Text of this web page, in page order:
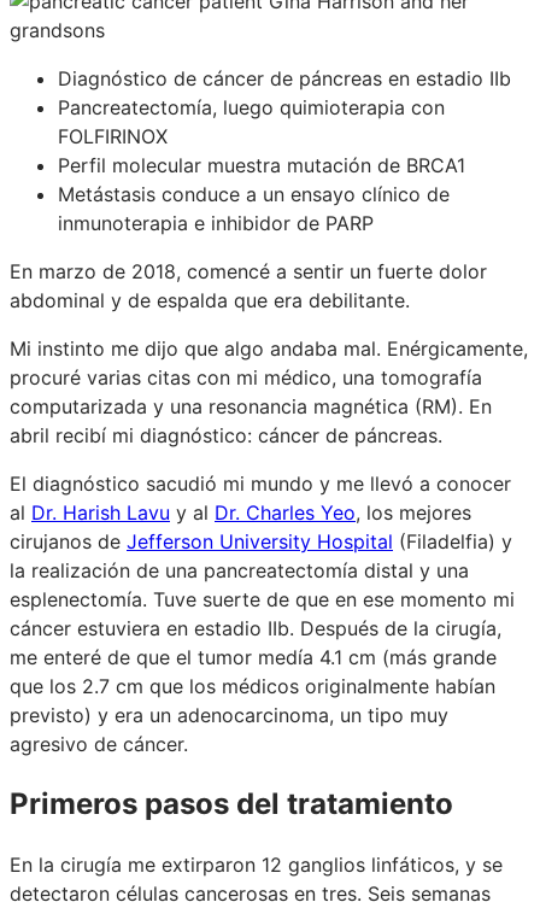
Diagnóstico de cáncer de páncreas en estadio IIb
Pancreatectomía, luego quimioterapia con
FOLFIRINOX
Perfil molecular muestra mutación de BRCA1
Metástasis conduce a un ensayo clínico de
inmunoterapia e inhibidor de PARP
En marzo de 2018, comencé a sentir un fuerte dolor
abdominal y de espalda que era debilitante.
Mi instinto me dijo que algo andaba mal. Enérgicamente,
procuré varias citas con mi médico, una tomografía
computarizada y una resonancia magnética (RM). En
abril recibí mi diagnóstico: cáncer de páncreas.
El diagnóstico sacudió mi mundo y me llevó a conocer
al Dr. Harish Lavu y al Dr. Charles Yeo, los mejores
cirujanos de Jefferson University Hospital (Filadelfia) y
la realización de una pancreatectomía distal y una
esplenectomía. Tuve suerte de que en ese momento mi
cáncer estuviera en estadio IIb. Después de la cirugía,
me enteré de que el tumor medía 4.1 cm (más grande
que los 2.7 cm que los médicos originalmente habían
previsto) y era un adenocarcinoma, un tipo muy
agresivo de cáncer.
Primeros pasos del tratamiento
En la cirugía me extirparon 12 ganglios linfáticos, y se
detectaron células cancerosas en tres. Seis semanas